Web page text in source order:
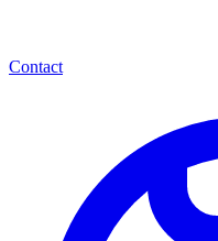
Contact